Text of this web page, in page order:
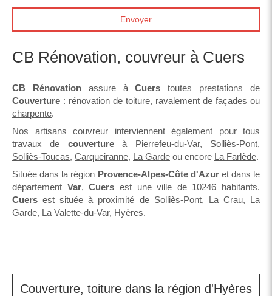
Envoyer
CB Rénovation, couvreur à Cuers
CB Rénovationassure àCuers toutes prestations de
Couverture : rénovation de toiture, ravalement de façades ou
charpente.
Nos artisans couvreur interviennent également pour tous
travaux de couvertureà Pierrefeu-du-Var, Solliès-Pont,
Solliès-Toucas, Carqueiranne, La Garde ou encore La Farlède.
Située dans la région Provence-Alpes-Côte d'Azuret dans le
département Var,Cuers est une ville de 10246 habitants.
Cuers est située à proximité de Solliès-Pont, La Crau, La
Garde, La Valette-du-Var, Hyères.
Couverture, toiture dans la région d'Hyères